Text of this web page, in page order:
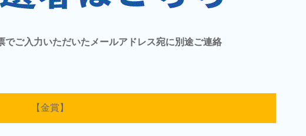
でご入力いただいたメールアドレス宛に別途ご連絡
【金賞】